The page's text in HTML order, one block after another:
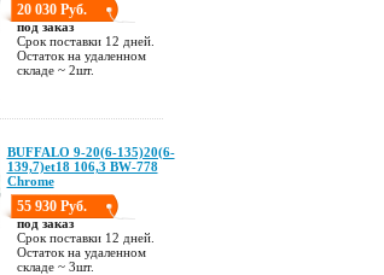
20 030 Руб.
под заказ
Срок поставки 12 дней.
Остаток на удаленном
складе ~ 2шт.
BUFFALO 9-20(6-135)20(6-
139,7)et18 106,3 BW-778
Chrome
55 930 Руб.
под заказ
Срок поставки 12 дней.
Остаток на удаленном
складе ~ 3шт.